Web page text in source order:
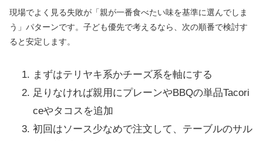
現場でよく見る失敗が「親が一番食べたい味を基準に選んでしま
う」パターンです。子ども優先で考えるなら、次の順番で検討す
ると安定します。
まずはテリヤキ系かチーズ系を軸にする
足りなければ親用にプレーンやBBQの単品Tacori
ceやタコスを追加
初回はソース少なめで注文して、テーブルのサル